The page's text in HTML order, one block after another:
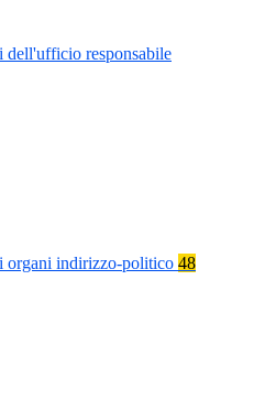
dell'ufficio responsabile
organi indirizzo-politico 48